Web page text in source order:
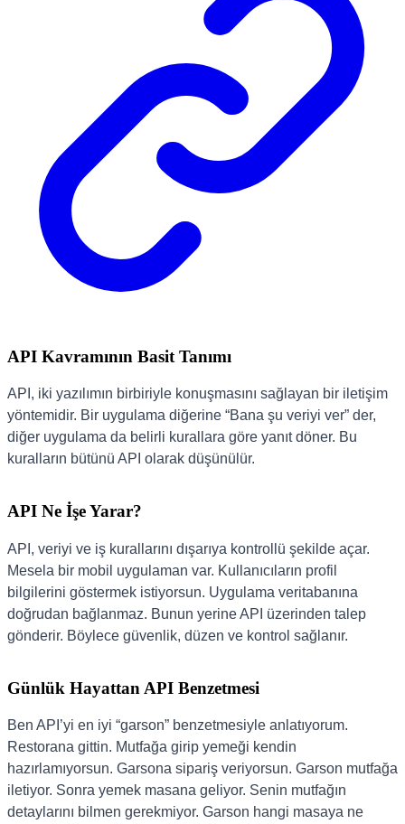
API Kavramının Basit Tanımı
API, iki yazılımın birbiriyle konuşmasını sağlayan bir iletişim
yöntemidir. Bir uygulama diğerine “Bana şu veriyi ver” der,
diğer uygulama da belirli kurallara göre yanıt döner. Bu
kuralların bütünü API olarak düşünülür.
API Ne İşe Yarar?
API, veriyi ve iş kurallarını dışarıya kontrollü şekilde açar.
Mesela bir mobil uygulaman var. Kullanıcıların profil
bilgilerini göstermek istiyorsun. Uygulama veritabanına
doğrudan bağlanmaz. Bunun yerine API üzerinden talep
gönderir. Böylece güvenlik, düzen ve kontrol sağlanır.
Günlük Hayattan API Benzetmesi
Ben API’yi en iyi “garson” benzetmesiyle anlatıyorum.
Restorana gittin. Mutfağa girip yemeği kendin
hazırlamıyorsun. Garsona sipariş veriyorsun. Garson mutfağa
iletiyor. Sonra yemek masana geliyor. Senin mutfağın
detaylarını bilmen gerekmiyor. Garson hangi masaya ne